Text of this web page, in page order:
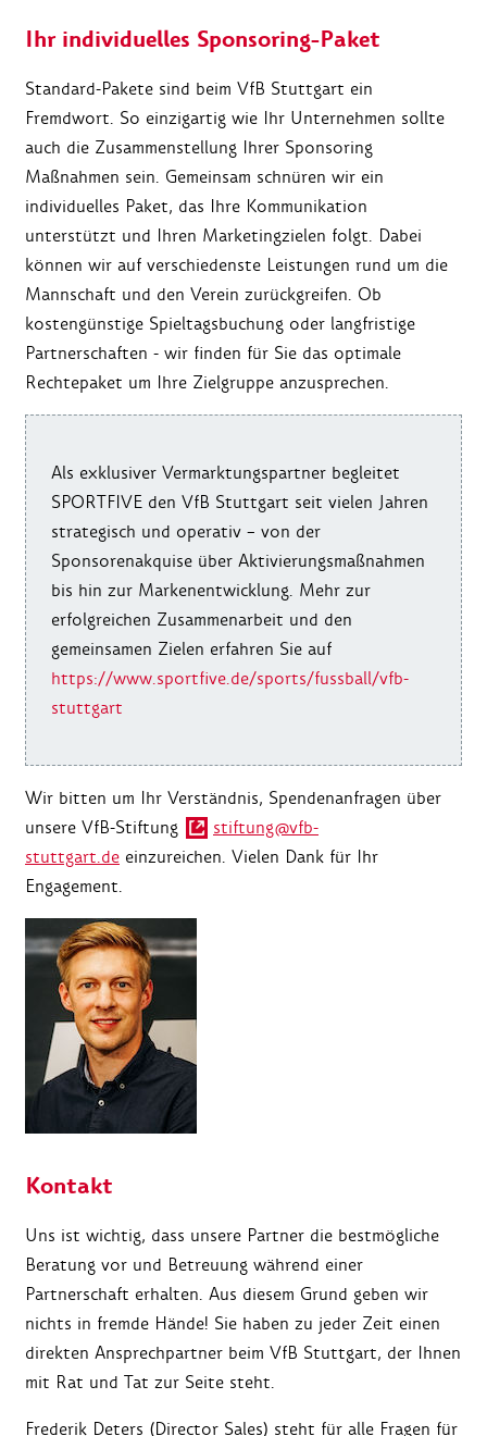
Ihr individuelles Sponsoring-Paket
Standard-Pakete sind beim VfB Stuttgart ein
Fremdwort. So einzigartig wie Ihr Unternehmen sollte
auch die Zusammenstellung Ihrer Sponsoring
Maßnahmen sein. Gemeinsam schnüren wir ein
individuelles Paket, das Ihre Kommunikation
unterstützt und Ihren Marketingzielen folgt. Dabei
können wir auf verschiedenste Leistungen rund um die
Mannschaft und den Verein zurückgreifen. Ob
kostengünstige Spieltagsbuchung oder langfristige
Partnerschaften - wir finden für Sie das optimale
Rechtepaket um Ihre Zielgruppe anzusprechen.
Als exklusiver Vermarktungspartner begleitet
SPORTFIVE den VfB Stuttgart seit vielen Jahren
strategisch und operativ – von der
Sponsorenakquise über Aktivierungsmaßnahmen
bis hin zur Markenentwicklung. Mehr zur
erfolgreichen Zusammenarbeit und den
gemeinsamen Zielen erfahren Sie auf
https://www.sportfive.de/sports/fussball/vfb-
stuttgart
Wir bitten um Ihr Verständnis, Spendenanfragen über
unsere VfB-Stiftung
stiftung@vfb-
stuttgart.de einzureichen. Vielen Dank für Ihr
Engagement.
Kontakt
Uns ist wichtig, dass unsere Partner die bestmögliche
Beratung vor und Betreuung während einer
Partnerschaft erhalten. Aus diesem Grund geben wir
nichts in fremde Hände! Sie haben zu jeder Zeit einen
direkten Ansprechpartner beim VfB Stuttgart, der Ihnen
mit Rat und Tat zur Seite steht.
Frederik Deters (Director Sales) steht für alle Fragen für